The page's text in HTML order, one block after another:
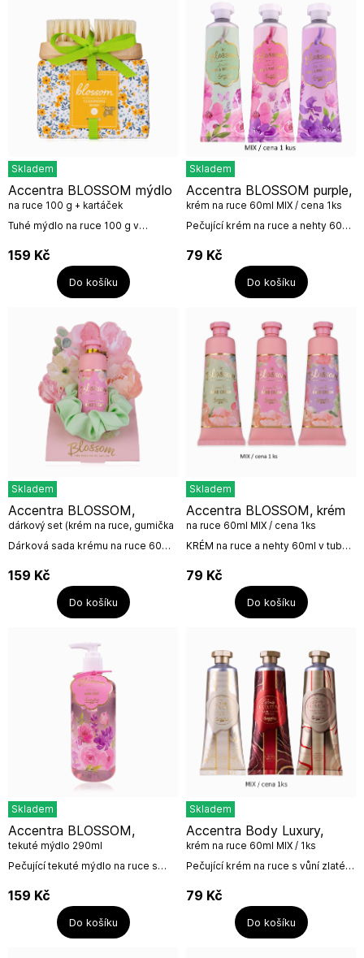
Skladem
Tuhé mýdlo na ruce 100 g v
od německé firmy
Accentra.Objem: 100 gNázev
výrobce: Accentra GmbH &...
Accentra BLOSSOM mýdlo
na ruce 100 g + kartáček
159 Kč
Do košíku
Skladem
Pečující krém na ruce a nehty 60ml
/ Cena 1ksVůně: růžeNázev
výrobce: Accentra...
Accentra BLOSSOM purple,
krém na ruce 60ml MIX / cena 1ks
79 Kč
Do košíku
Skladem
Dárková sada krému na ruce 60ml
která skvěle doplňuje dárkové
balení ve formě květiny.Krém na...
Accentra BLOSSOM,
dárkový set (krém na ruce, gumička
do vlasů)
159 Kč
Do košíku
Skladem
KRÉM na ruce a nehty 60ml v tubě
německé firmy Accentra.,MIX
motivů / cena za 1 ks.Neužívat...
Accentra BLOSSOM, krém
na ruce 60ml MIX / cena 1ks
79 Kč
Do košíku
Skladem
Pečující tekuté mýdlo na ruce s
německé firmy Accentra.Objem:
Accentra BLOSSOM,
tekuté mýdlo 290ml
159 Kč
Do košíku
Skladem
Pečující krém na ruce s vůní zlaté
ks.Objem: 60mlNázev výrobce:
Accentra GmbH & Co....
Accentra Body Luxury,
krém na ruce 60ml MIX / 1ks
79 Kč
Do košíku